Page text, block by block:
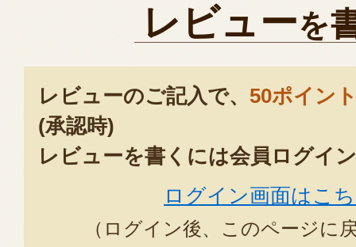
レビューを
レビューのご記入で、 50ポイン
(承認時)
レビューを書くには会員ログイ
ログイン画面はこ
（ログイン後、このページに